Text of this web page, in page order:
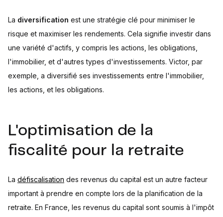
La diversification est une stratégie clé pour minimiser le
risque et maximiser les rendements. Cela signifie investir dans
une variété d'actifs, y compris les actions, les obligations,
l'immobilier, et d'autres types d'investissements. Victor, par
exemple, a diversifié ses investissements entre l'immobilier,
les actions, et les obligations.
L'optimisation de la
fiscalité pour la retraite
La défiscalisation des revenus du capital est un autre facteur
important à prendre en compte lors de la planification de la
retraite. En France, les revenus du capital sont soumis à l'impôt